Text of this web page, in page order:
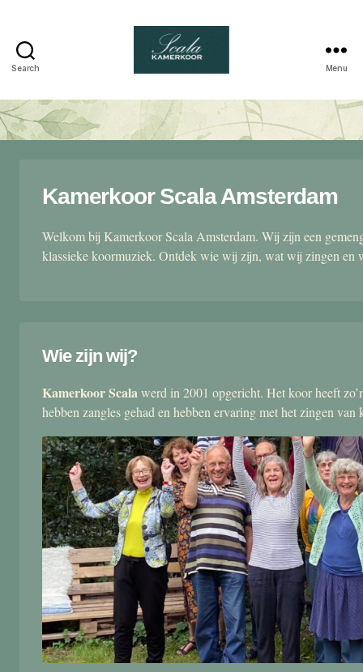
Search
kamerkoor
Menu
Kamerkoor Scala Amsterdam
Welkom bij Kamerkoor Scala Amsterdam. Wij zijn een
klassieke koormuziek. Ontdek wie wij zijn, wat wij zingen en
Wie zijn wij?
Kamerkoor Scalawerd in 2001 opgericht. Het koor heeft
hebben zangles gehad en hebben ervaring met het zingen van